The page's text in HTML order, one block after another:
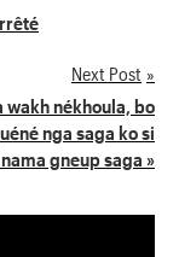
Next Post
wakh nékhoula, bo
nga saga ko si
gneup saga »